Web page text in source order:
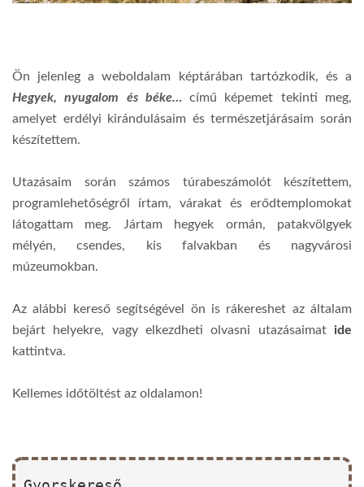
Ön jelenleg a weboldalam képtárában tartózkodik, és a
Hegyek, nyugalom és béke… című képemet tekinti meg,
amelyet erdélyi kirándulásaim és természetjárásaim során
készítettem.
Utazásaim során számos túrabeszámolót készítettem,
programlehetőségről írtam, várakat és erődtemplomokat
látogattam meg. Jártam hegyek ormán, patakvölgyek
mélyén, csendes, kis falvakban és nagyvárosi
múzeumokban.
Az alábbi kereső segítségével ön is rákereshet az általam
bejárt helyekre, vagy elkezdheti olvasni utazásaimat ide
kattintva.
Kellemes időtöltést az oldalamon!